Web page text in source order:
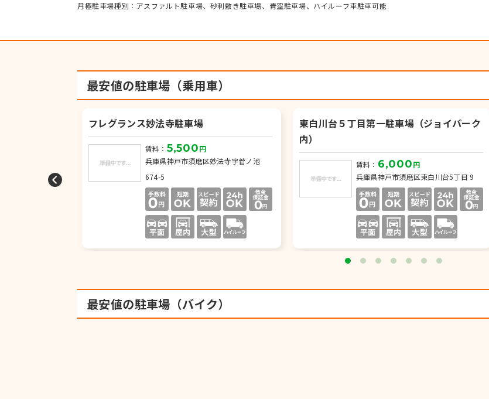
月極駐車場種別：アスファルト駐車場、砂利敷き駐車場、青空駐車場、ハイルーフ車駐車可能
最安値の駐車場（乗用車）
フレグランス妙法寺駐車場
賃料： 5,500円
兵庫県神戸市須磨区妙法寺字菅ノ池
674-5
東白川台５丁目第一駐車場（ジョイパーク
内）
賃料： 6,000円
兵庫県神戸市須磨区東白川台5丁目 9
最安値の駐車場（バイク）